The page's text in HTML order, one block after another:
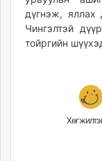
unread.today
дүгнэж, яллах
Чингэлтэй
тойргийн